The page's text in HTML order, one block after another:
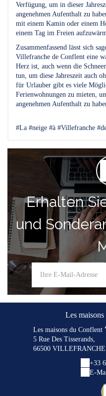
Verfügung, um in dieser
angenehmen Aufenthalt zu
mit einem Kamin oder einem
einem Tag im Freien
Zusammenfassend lässt sich
Villefranche de Conflent eine
Herz ist, auch wenn die
tun, um diese Jahreszeit auch
für Urlauber gibt es viele
Ferienwohnungen zu mieten,
angenehmen Aufenthalt zu
#La #neige #à #Villefranche
Erhalten
und
Les
Les maisons du Conflent
5 Rue Des Tisserands,
66500
+33
E-